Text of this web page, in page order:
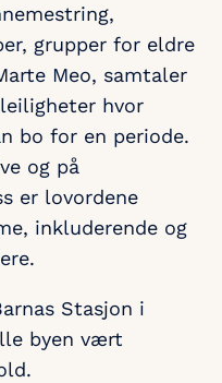
grupper for eldre
Meo, samtaler
hvor
bo for en periode.
og på
er lovordene
inkluderende og
Stasjon i
byen vært